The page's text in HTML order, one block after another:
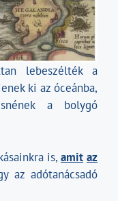
lebeszélték a
ki az óceánba,
a bolygó
is, amit az
az adótanácsadó